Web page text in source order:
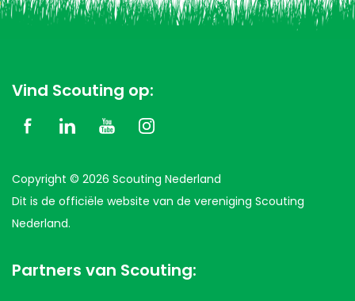
Vind Scouting op:
Copyright © 2026 Scouting Nederland
Dit is de officiële website van de vereniging Scouting
Nederland.
Partners van Scouting: